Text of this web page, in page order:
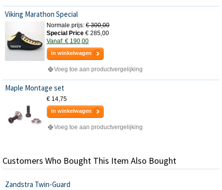
Viking Marathon Special
Normale prijs: € 300,00
Special Price € 285,00
Vanaf: € 190,00
in winkelwagen
Voeg toe aan productvergelijking
Maple Montage set
€ 14,75
in winkelwagen
Voeg toe aan productvergelijking
Customers Who Bought This Item Also Bought
Zandstra Twin-Guard